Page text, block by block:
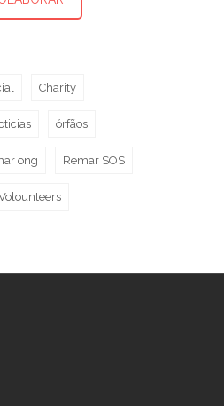
Charity
órfãos
ong Remar SOS